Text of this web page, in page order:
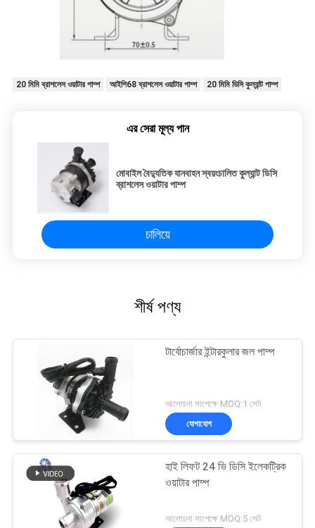
20 মিমি ব্রাশলেস ওয়াটার পাম্প আইপি68 ব্রাশলেস ওয়াটার পাম্প 20 মিমি ডিসি কুল্যান্ট পাম্প
এর সেরা মূল্য পান
মোবাইল বৈদ্যুতিক যানবাহন স্বয়ংচালিত কুল্যান্ট ডিসি
ব্রাশলেস ওয়াটার পাম্প
চালিয়ে
শীর্ষ পণ্য
টার্বোচার্জার ইন্টারকুলার জল পাম্প
আলোচনা সাপেক্ষে MOQ:1 সেট
যোগাযোগ
হাই লিফট 24 ভি ডিসি ইলেকট্রিক
ওয়াটার পাম্প
আলোচনা সাপেক্ষে MOQ:5 সেট